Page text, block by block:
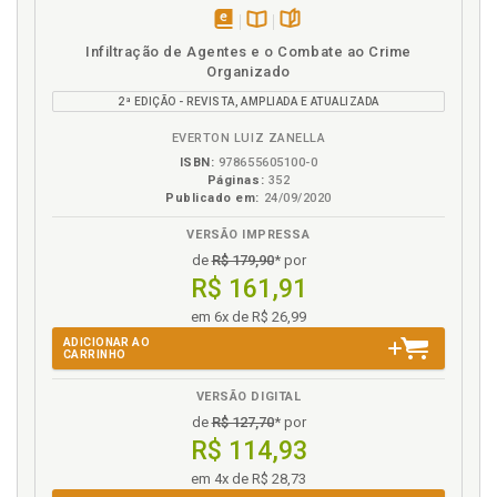
Menoridade penal. Sistema para se fixar a
menoridade penal, p. 105
(Discussão doutrinária), p. 73
Nélson Hungria - 1963. Anteprojeto de Código Penal,
Ordenações Filipinas, p. 27
Projeto de Novo Código Penal. Galdino Siqueira, p. 37
Projeto de Novo Código Penal. João Vieira de Araújo,
Projeto de Novo Código Penal.Virgílio de Sá Pereira -
em
eBook
na
Infiltração de Agentes e o Combate ao Crime
Organizado
2ª EDIÇÃO - REVISTA, AMPLIADA E ATUALIZADA
EVERTON LUIZ ZANELLA
ISBN: 978655605100-0
Páginas: 352
Publicado em: 24/09/2020
VERSÃO IMPRESSA
deR$ 179,90* por
R$ 161,91
em 6x de R$ 26,99
ADICIONAR AO
CARRINHO
VERSÃO DIGITAL
deR$ 127,70* por
R$ 114,93
em 4x de R$ 28,73